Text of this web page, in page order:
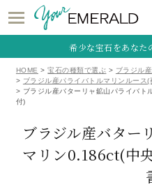
希少な宝石をあなた
HOME 宝石の種類で選ぶ
ブラジル
ブラジル産パライバトルマリンルース(
ブラジル産バターリャ鉱山パライバ
付)
ブラジル産バター
マリン0.186ct(中